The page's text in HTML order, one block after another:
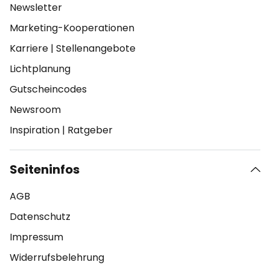
Newsletter
Marketing-Kooperationen
Karriere | Stellenangebote
Lichtplanung
Gutscheincodes
Newsroom
Inspiration | Ratgeber
Seiteninfos
AGB
Datenschutz
Impressum
Widerrufsbelehrung